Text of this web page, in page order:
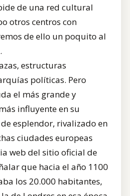
de una red cultural
otros centros con
de ello un poquito al
estructuras
políticas. Pero
el más grande y
influyente en su
esplendor, rivalizado en
ciudades europeas
web del sitio oficial de
que hacia el año 1100
los 20.000 habitantes,